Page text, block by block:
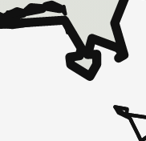
gemeinsam